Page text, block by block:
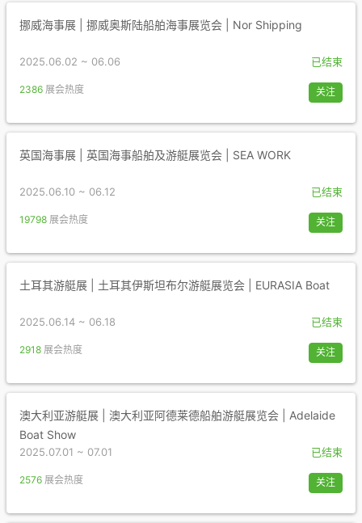
挪威海事展 | 挪威奥斯陆船舶海事展览会 | Nor Shipping
2025.06.02 ~ 06.06 已结束
2386 展会热度 关注
英国海事展 | 英国海事船舶及游艇展览会 | SEA WORK
2025.06.10 ~ 06.12 已结束
19798 展会热度 关注
土耳其游艇展 | 土耳其伊斯坦布尔游艇展览会 | EURASIA Boat
2025.06.14 ~ 06.18 已结束
2918 展会热度 关注
澳大利亚游艇展 | 澳大利亚阿德莱德船舶游艇展览会 | Adelaide
Boat Show
2025.07.01 ~ 07.01 已结束
2576 展会热度 关注